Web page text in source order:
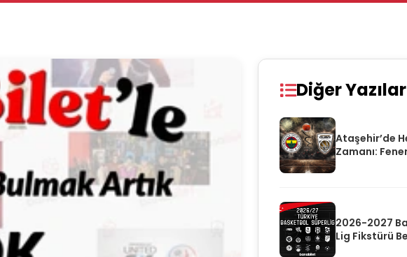
Diğer Yazılar
Ataşehir’de
Zamanı:
2026-2027
Lig Fikstürü